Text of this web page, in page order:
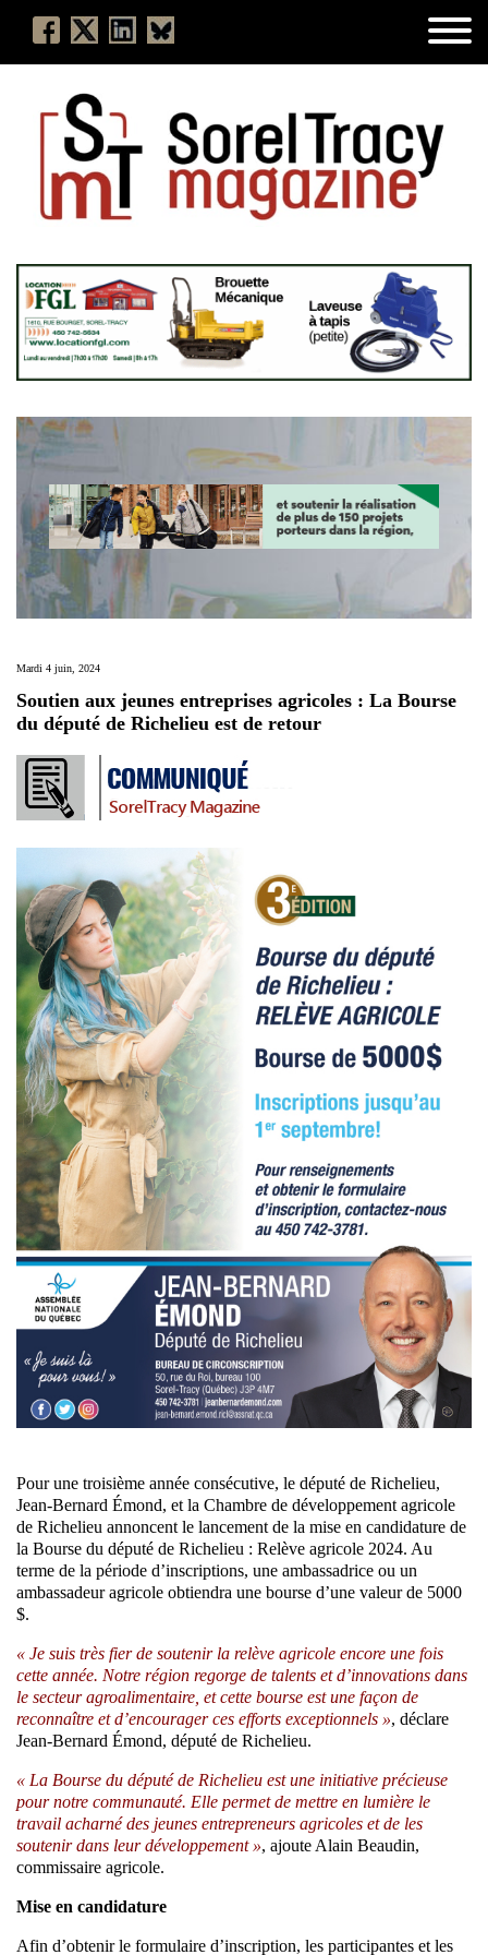
Mardi 4 juin, 2024
Soutien aux jeunes entreprises agricoles : La Bourse
du député de Richelieu est de retour
Pour une troisième année consécutive, le député de Richelieu,
Jean-Bernard Émond, et la Chambre de développement agricole
de Richelieu annoncent le lancement de la mise en candidature de
la Bourse du député de Richelieu : Relève agricole 2024. Au
terme de la période d’inscriptions, une ambassadrice ou un
ambassadeur agricole obtiendra une bourse d’une valeur de 5000
$.
« Je suis très fier de soutenir la relève agricole encore une fois
cette année. Notre région regorge de talents et d’innovations dans
le secteur agroalimentaire, et cette bourse est une façon de
reconnaître et d’encourager ces efforts exceptionnels », déclare
Jean-Bernard Émond, député de Richelieu.
« La Bourse du député de Richelieu est une initiative précieuse
pour notre communauté. Elle permet de mettre en lumière le
travail acharné des jeunes entrepreneurs agricoles et de les
soutenir dans leur développement », ajoute Alain Beaudin,
commissaire agricole.
Mise en candidature
Afin d’obtenir le formulaire d’inscription, les participantes et les